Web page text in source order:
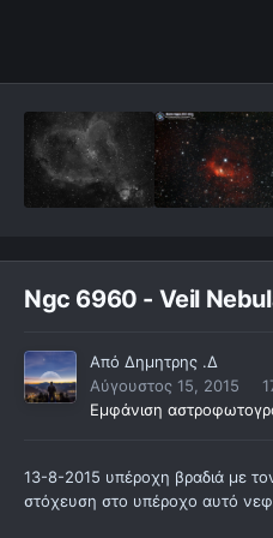
Ngc 6960 - Veil
Από Δημητρης .Δ
Αύγουστος 15, 2015
Εμφάνιση
13-8-2015 υπέροχη βραδιά με
στόχευση στο υπέροχο αυτό